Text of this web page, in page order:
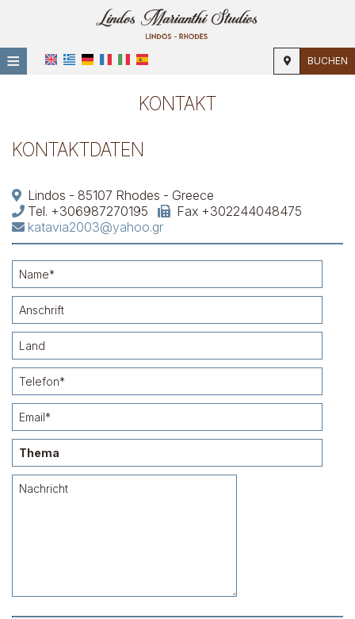
≡ BUCHEN
Einrichtungen
Fotogallerie
Kontakt
KONTAKT
KONTAKTDATEN
Lindos - 85107 Rhodes - Greece
Tel. +306987270195
Fax +302244048475
katavia2003@yahoo.gr